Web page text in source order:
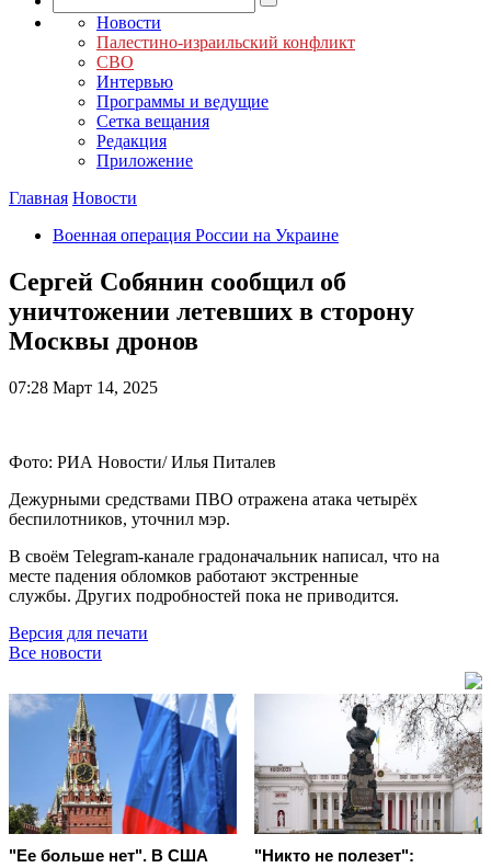
Новости
Палестино-израильский конфликт
СВО
Интервью
Программы и ведущие
Сетка вещания
Редакция
Приложение
Главная Новости
Военная операция России на Украине
Сергей Собянин сообщил об
уничтожении летевших в сторону
Москвы дронов
07:28 Март 14, 2025
Фото: РИА Новости/ Илья Питалев
Дежурными средствами ПВО отражена атака четырёх
беспилотников, уточнил мэр.
В своём Telegram-канале градоначальник написал, что на
месте падения обломков работают экстренные
службы. Других подробностей пока не приводится.
Версия для печати
Все новости
"Ее больше нет". В США
"Никто не полезет":